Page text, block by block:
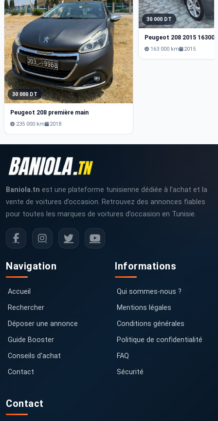
30 000 DT
Peugeot 208 première main
235 000 km 2018
30 000 DT
Peugeot 208 2015
163 000 km 2015
Baniola.tn est une plateforme tunisienne dédiée à l’achat et la
vente de voitures d’occasion. Retrouvez des annonces fiables
pour toutes les marques de voitures d’occasion en Tunisie.
Navigation
Accueil
Rechercher
Déposer une annonce
Guide Booster
Conseils d'achat
Contact
Informations
Qui sommes-nous ?
Mentions légales
Conditions générales
Politique de confidentialité
FAQ
Sécurité
Contact